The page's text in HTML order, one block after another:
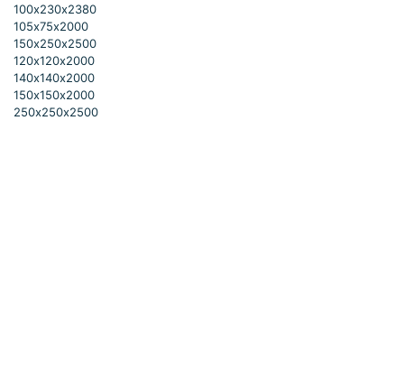
100х230х2380
105х75х2000
150х250х2500
120х120х2000
140х140х2000
150х150х2000
250х250х2500